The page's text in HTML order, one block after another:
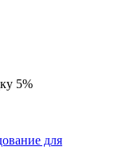
5%
для